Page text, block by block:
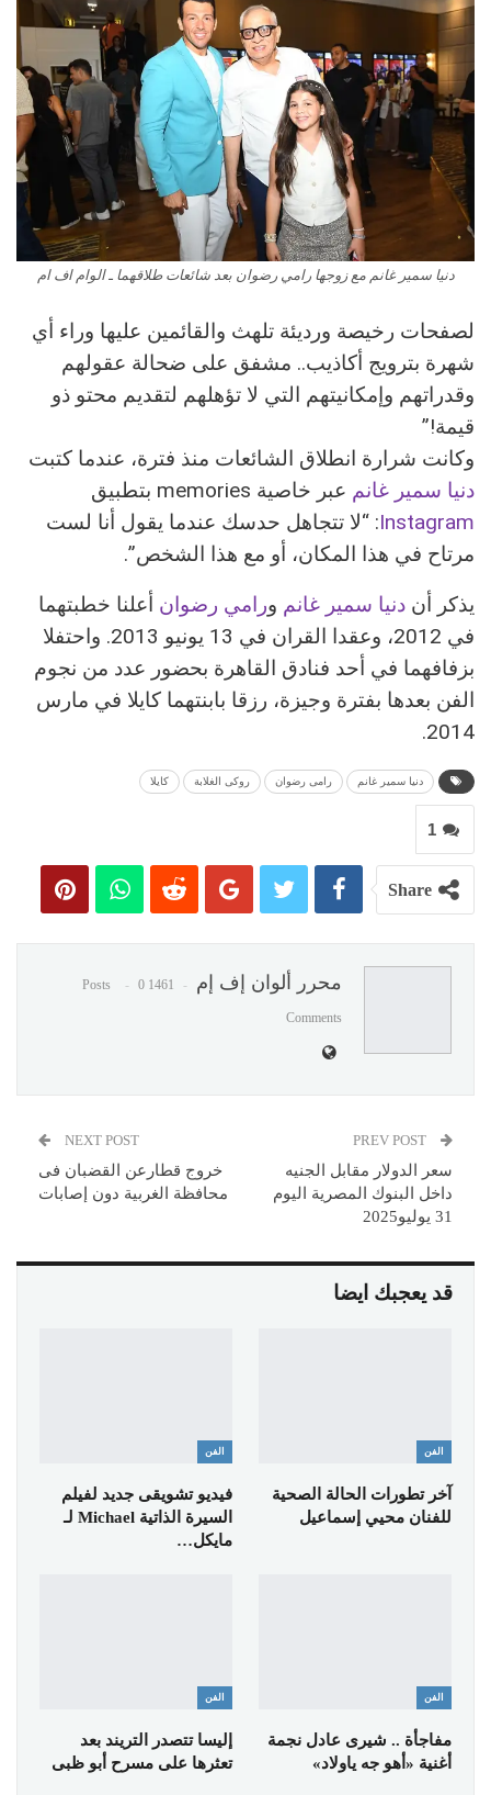
دنيا سمير غانم مع زوجها رامي رضوان بعد شائعات طلاقهما ـ الوام اف ام
لصفحات رخيصة ورديئة تلهث والقائمين عليها وراء أي
شهرة بترويج أكاذيب.. مشفق على ضحالة عقولهم
وقدراتهم وإمكانيتهم التي لا تؤهلهم لتقديم محتو ذو
قيمة!”
وكانت شرارة انطلاق الشائعات منذ فترة، عندما كتبت
دنيا سمير غانم عبر خاصية memories بتطبيق
Instagram: “لا تتجاهل حدسك عندما يقول أنا لست
مرتاح في هذا المكان، أو مع هذا الشخص”.
يذكر أن دنيا سمير غانم ورامي رضوان أعلنا خطبتهما
في 2012، وعقدا القران في 13 يونيو 2013. واحتفلا
بزفافهما في أحد فنادق القاهرة بحضور عدد من نجوم
الفن بعدها بفترة وجيزة، رزقا بابنتهما كايلا في مارس
2014.
دنيا سمير غانم رامى رضوان روكى الغلابة كايلا
1
Share
محرر ألوان إف إم 1461 Posts
0
Comments
سعر الدولار مقابل الجنيه
داخل البنوك المصرية اليوم
31 يوليو2025
NEXT POST
خروج قطارعن القضبان فى
محافظة الغربية دون إصابات
قد يعجبك ايضا
الفن
آخر تطورات الحالة الصحية
للفنان محيي إسماعيل
الفن
فيديو تشويقى جديد لفيلم
السيرة الذاتية Michael لـ
مايكل…
الفن
مفاجأة .. شيرى عادل نجمة
أغنية «أهو جه ياولاد»
الفن
إليسا تتصدر التريند بعد
تعثرها على مسرح أبو ظبى